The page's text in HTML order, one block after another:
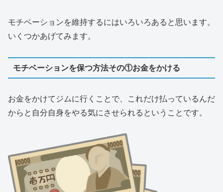
モチベーションを維持するにはいろいろあると思います。
いくつかあげてみます。
モチベーションを保つ方法その①お金をかける
お金をかけてジムに行くことで、これだけ払っているんだ
からと自分自身をやる気にさせられるということです。